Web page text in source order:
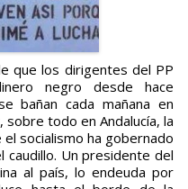
negro desde hace
bañan cada mañana en
todo en Andalucía, la
socialismo ha gobernado
caudillo. Un presidente del
al país, lo endeuda por